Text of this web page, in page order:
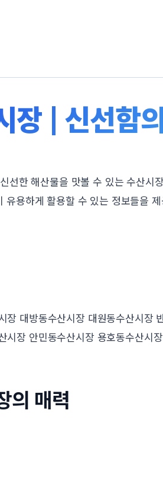
장 | 신선함
선한 해산물을 맛볼 수 있는 수산시
유용하게 활용할 수 있는 정보들을
장 대방동수산시장 대원동수산시장
시장 안민동수산시장 용호동수산시
의 매력